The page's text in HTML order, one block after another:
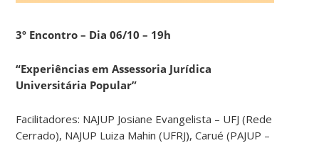
3º Encontro – Dia 06/10 – 19h
“Experiências em Assessoria Jurídica
Universitária Popular”
Facilitadores: NAJUP Josiane Evangelista – UFJ (Rede
Cerrado), NAJUP Luiza Mahin (UFRJ), Carué (PAJUP –